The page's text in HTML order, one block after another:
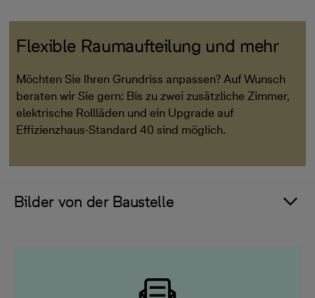
Flexible Raumaufteilung und mehr
Möchten Sie Ihren Grundriss anpassen? Auf Wunsch
beraten wir Sie gern: Bis zu zwei zusätzliche Zimmer,
elektrische Rollläden und ein Upgrade auf
Effizienzhaus-Standard 40 sind möglich.
Bilder von der Baustelle